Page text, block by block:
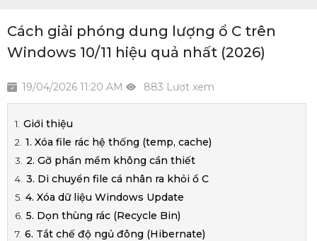
Cách giải phóng dung lượng ổ C trên
Windows 10/11 hiệu quả nhất (2026)
19/04/2026 11:20 AM 883 Lượt xem
Giới thiệu
1. Xóa file rác hệ thống (temp, cache)
2. Gỡ phần mềm không cần thiết
3. Di chuyển file cá nhân ra khỏi ổ C
4. Xóa dữ liệu Windows Update
5. Dọn thùng rác (Recycle Bin)
6. Tắt chế độ ngủ đông (Hibernate)